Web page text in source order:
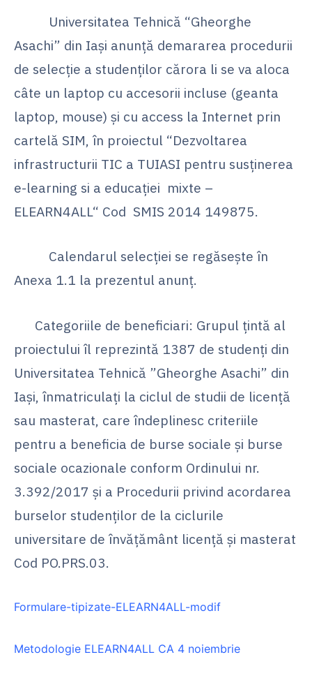
Universitatea Tehnică “Gheorghe
Asachi” din Iași anunță demararea procedurii
de selecție a studenților cărora li se va aloca
câte un laptop cu accesorii incluse (geanta
laptop, mouse) și cu access la Internet prin
cartelă SIM, în proiectul “Dezvoltarea
infrastructurii TIC a TUIASI pentru susținerea
e-learning si a educației mixte –
ELEARN4ALL“ Cod SMIS 2014 149875.
Calendarul selecției se regăsește în
Anexa 1.1 la prezentul anunț.
Categoriile de beneficiari: Grupul țintă al
proiectului îl reprezintă 1387 de studenți din
Universitatea Tehnică ”Gheorghe Asachi” din
Iași, înmatriculați la ciclul de studii de licență
sau masterat, care îndeplinesc criteriile
pentru a beneficia de burse sociale şi burse
sociale ocazionale conform Ordinului nr.
3.392/2017 și a Procedurii privind acordarea
burselor studenților de la ciclurile
universitare de învățământ licență și masterat
Cod PO.PRS.03.
Formulare-tipizate-ELEARN4ALL-modif
Metodologie ELEARN4ALL CA 4 noiembrie